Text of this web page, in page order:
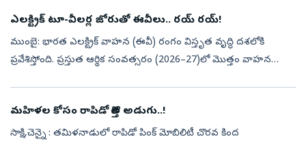
ఎలక్ట్రిక్‌ టూ-వీలర్ల జోరుతో ఈవీలు.. రయ్‌ రయ్‌!
ముంబై: భారత ఎలక్ట్రిక్‌ వాహన (ఈవీ) రంగం విస్తృత వృద్ధి దశలోకి
ప్రవేశిస్తోంది. ప్రస్తుత ఆర్థిక సంవత్సరం (2026–27)లో మొత్తం వాహన
మహిళల కోసం రాపిడో కొత్త అడుగు..!
సాక్షి,చెన్నై : తమిళనాడులో రాపిడో పింక్‌ మోబిలిటీ చొరవ కింద